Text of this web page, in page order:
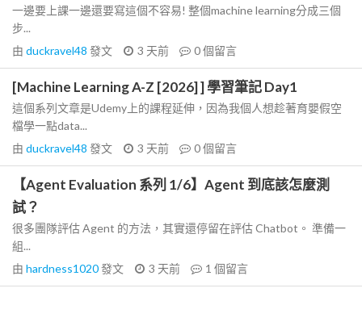
一邊要上課一邊還要寫這個不容易! 整個machine learning分成三個
步...
由 duckravel48 發文 3 天前 0個留言
[Machine Learning A-Z [2026] ] 學習筆記 Day1
這個系列文章是Udemy上的課程延伸，因為我個人想趁著育嬰假空
檔學一點data...
由 duckravel48 發文 3 天前 0個留言
【Agent Evaluation 系列 1/6】Agent 到底該怎麼測
試？
很多團隊評估 Agent 的方法，其實還停留在評估 Chatbot。 準備一
組...
由 hardness1020發文 3 天前 1 個留言